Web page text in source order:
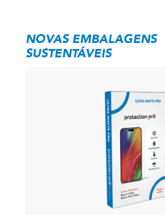
NOVAS EMBALAGENS
SUSTENTÁVEIS